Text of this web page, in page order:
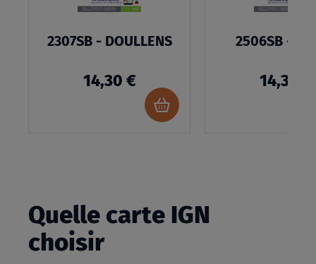
2307SB - DOULLENS
14,30 €
Ajouter
au
2506SB -
14,30 €
Quelle carte IGN
choisir